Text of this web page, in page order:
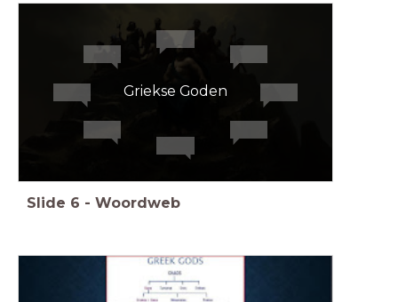
Griekse Goden
Slide 6 - Woordweb